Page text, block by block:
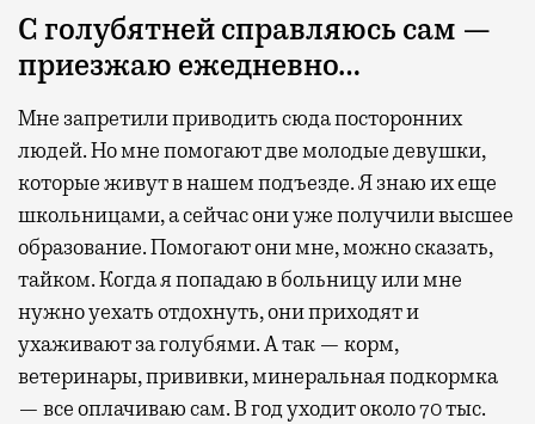
С голубятней справляюсь сам —
приезжаю ежедневно…
Мне запретили приводить сюда посторонних
людей. Но мне помогают две молодые девушки,
которые живут в нашем подъезде. Я знаю их еще
школьницами, а сейчас они уже получили высшее
образование. Помогают они мне, можно сказать,
тайком. Когда я попадаю в больницу или мне
нужно уехать отдохнуть, они приходят и
ухаживают за голубями. А так — корм,
ветеринары, прививки, минеральная подкормка
— все оплачиваю сам. В год уходит около 70 тыс.